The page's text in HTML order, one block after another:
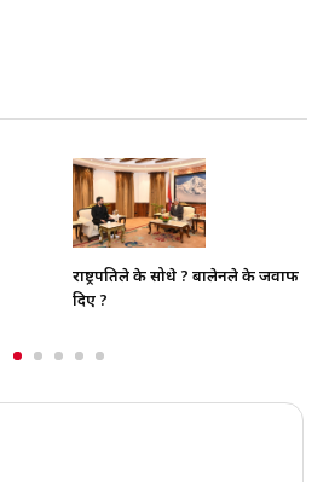
राष्ट्रपतिले के सोधे ? बालेनले के जवाफ
दिए ?